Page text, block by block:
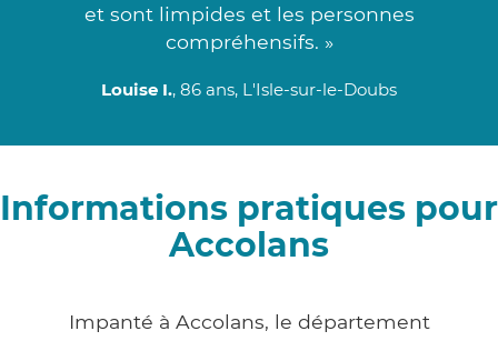
et sont limpides et les personnes
compréhensifs. »
Louise I., 86 ans, L'Isle-sur-le-Doubs
Informations pratiques pour
Accolans
Impanté à Accolans, le département